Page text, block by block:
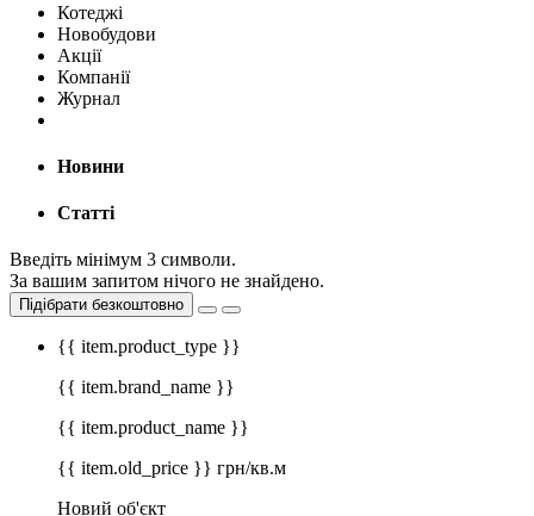
Котеджі
Новобудови
Акції
Компанії
Журнал
Новини
Статті
Введіть мінімум 3 символи.
За вашим запитом нічого не знайдено.
Підібрати безкоштовно
{{ item.product_type }}
{{ item.brand_name }}
{{ item.product_name }}
{{ item.old_price }} грн/кв.м
Новий об'єкт